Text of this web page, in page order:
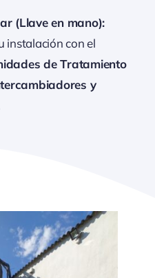
(Llave en mano):
instalación con el
de Tratamiento
y